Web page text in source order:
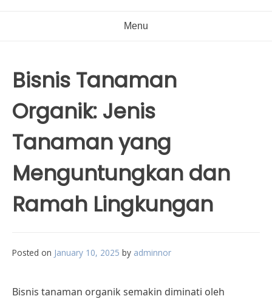
Menu
Bisnis Tanaman
Organik: Jenis
Tanaman yang
Menguntungkan dan
Ramah Lingkungan
Posted on January 10, 2025 by adminnor
Bisnis tanaman organik semakin diminati oleh